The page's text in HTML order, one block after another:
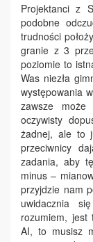
Projektanci z
podobne
trudności
granie z 3
poziomie to
Was niezła
występowania
zawsze
oczywisty
żadnej, ale to
przeciwnicy
zadania, aby
minus –
przyjdzie nam
uwidacznia
rozumiem,
AI, to musisz